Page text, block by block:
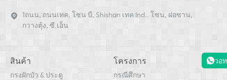
1ถนน, ถนนเทค, โซน บี, Shishan เทค Ind.. โซน, ฝอซาน,
กวางตุ้ง, ซี.เอ็น
สินค้า
กรงฝักบัว & ประตู
โครงการ
กรณีศึกษา
วอ